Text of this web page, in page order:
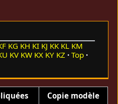
KG KH KI KJ KK KL KM
KV KW KX KY KZ
Top
Copie modèle